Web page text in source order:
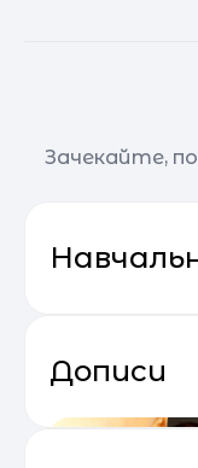
Зачекайте,
Дописи